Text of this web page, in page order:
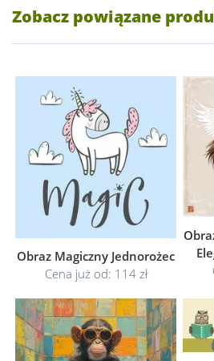
Zobacz powiązane
Obraz Magiczny Jednorożec
Cena już od: 114 zł